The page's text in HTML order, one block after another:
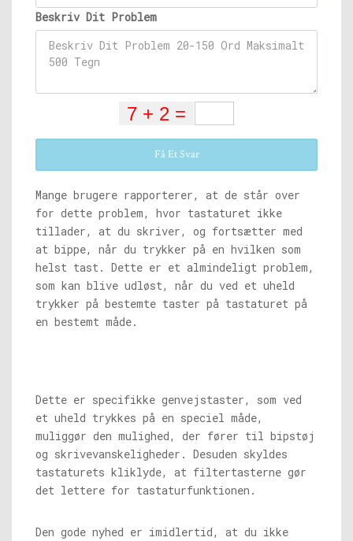
Beskriv Dit Problem
Få Et Svar
Mange brugere rapporterer, at de står over
for dette problem, hvor tastaturet ikke
tillader, at du skriver, og fortsætter med
at bippe, når du trykker på en hvilken som
helst tast. Dette er et almindeligt problem,
som kan blive udløst, når du ved et uheld
trykker på bestemte taster på tastaturet på
en bestemt måde.
Dette er specifikke genvejstaster, som ved
et uheld trykkes på en speciel måde,
muliggør den mulighed, der fører til bipstøj
og skrivevanskeligheder. Desuden skyldes
tastaturets kliklyde, at filtertasterne gør
det lettere for tastaturfunktionen.
Den gode nyhed er imidlertid, at du ikke